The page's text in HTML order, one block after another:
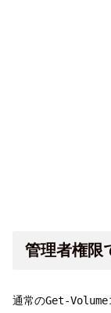
管理者権限
通常のGet-Volume